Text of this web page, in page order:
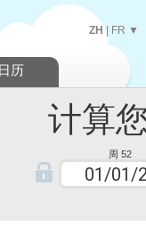
算您
周 52
ZH | FR ▼
日历